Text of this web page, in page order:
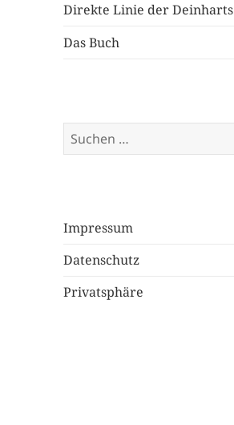
Direkte Linie der Deinharts
Das Buch
Suchen
nach:
Impressum
Datenschutz
Privatsphäre